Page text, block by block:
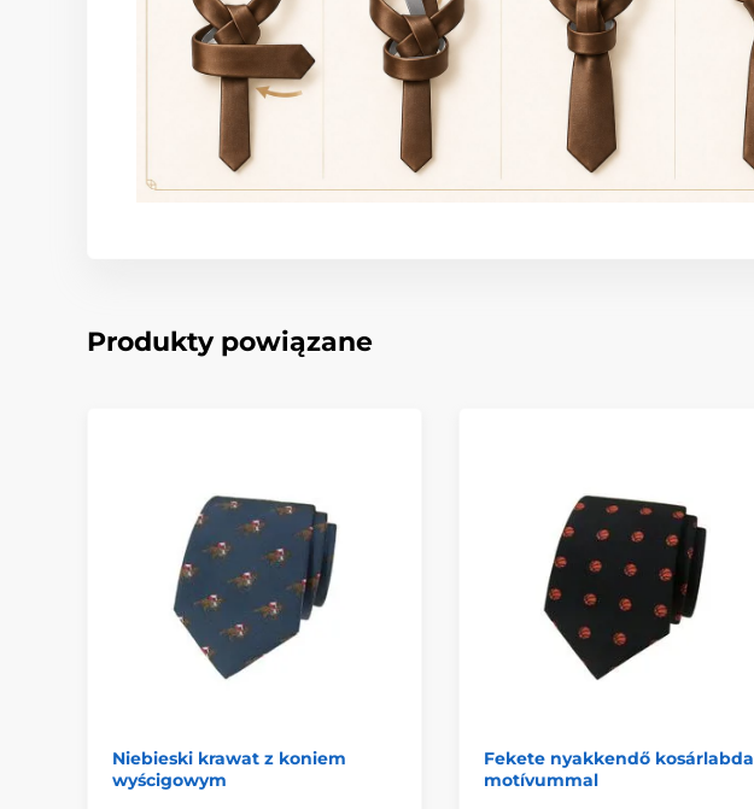
Produkty powiązane
Niebieski krawat z koniem
wyścigowym
Fekete nyakkendő kosárlabda
motívummal